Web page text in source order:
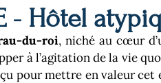
- Hôtel
du-roi, niché au cœur
à l’agitation de la vie
pour mettre en valeur